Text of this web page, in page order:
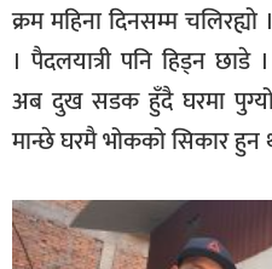
क्रम महिना दिनसम्म
। पैदलयात्री पनि हिड्न
अब दुख सडक हुँदै घरमा
मान्छे घरमै भोकको सिकार हुन